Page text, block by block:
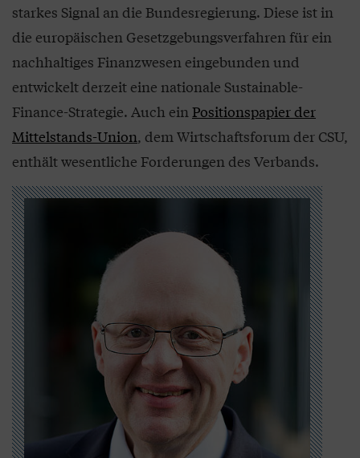
starkes Signal an die Bundesregierung. Diese ist in
die europäischen Gesetzgebungsverfahren für ein
nachhaltiges Finanzwesen eingebunden und
entwickelt derzeit eine nationale Sustainable-
Finance-Strategie. Auch ein Positionspapier der
Mittelstands-Union, dem Wirtschaftsforum der CSU,
enthält wesentliche Forderungen des Verbands.